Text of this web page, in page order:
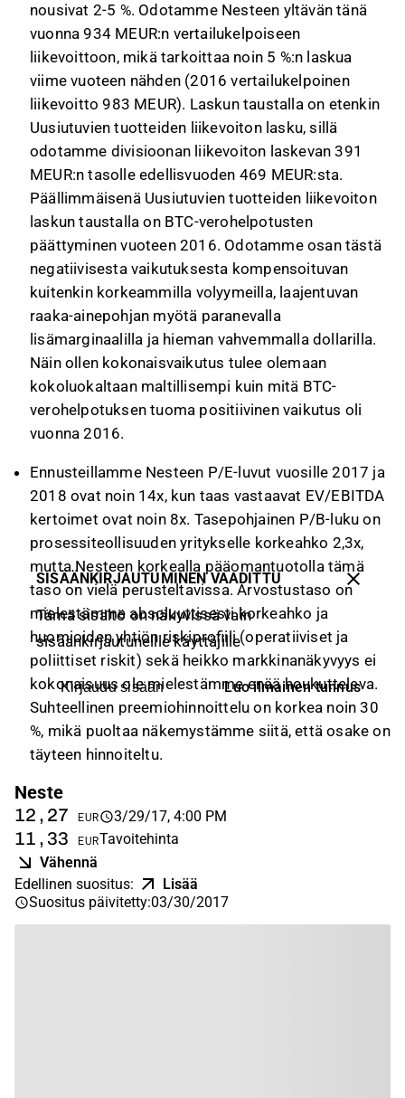
nousivat 2-5 %. Odotamme Nesteen yltävän tänä
vuonna 934 MEUR:n vertailukelpoiseen
liikevoittoon, mikä tarkoittaa noin 5 %:n laskua
viime vuoteen nähden (2016 vertailukelpoinen
liikevoitto 983 MEUR). Laskun taustalla on etenkin
Uusiutuvien tuotteiden liikevoiton lasku, sillä
odotamme divisioonan liikevoiton laskevan 391
MEUR:n tasolle edellisvuoden 469 MEUR:sta.
Päällimmäisenä Uusiutuvien tuotteiden liikevoiton
laskun taustalla on BTC-verohelpotusten
päättyminen vuoteen 2016. Odotamme osan tästä
negatiivisesta vaikutuksesta kompensoituvan
kuitenkin korkeammilla volyymeilla, laajentuvan
raaka-ainepohjan myötä paranevalla
lisämarginaalilla ja hieman vahvemmalla dollarilla.
Näin ollen kokonaisvaikutus tulee olemaan
kokoluokaltaan maltillisempi kuin mitä BTC-
verohelpotuksen tuoma positiivinen vaikutus oli
vuonna 2016.
Ennusteillamme Nesteen P/E-luvut vuosille 2017 ja
2018 ovat noin 14x, kun taas vastaavat EV/EBITDA
kertoimet ovat noin 8x. Tasepohjainen P/B-luku on
prosessiteollisuuden yritykselle korkeahko 2,3x,
mutta Nesteen korkealla pääomantuotolla tämä
taso on vielä perusteltavissa. Arvostustaso on
mielestämme absoluuttisesti korkeahko ja
huomioiden yhtiön riskiprofiili (operatiiviset ja
poliittiset riskit) sekä heikko markkinanäkyvyys ei
kokonaisuus ole mielestämme enää houkutteleva.
Suhteellinen preemiohinnoittelu on korkea noin 30
%, mikä puoltaa näkemystämme siitä, että osake on
täyteen hinnoiteltu.
SISÄÄNKIRJAUTUMINEN VAADITTU
Tämä sisältö on näkyvissä vain
sisäänkirjautuneille käyttäjille
Kirjaudu sisään Luo ilmainen tunnus
Neste
12,27 EUR 3/29/17, 4:00 PM
11,33 EURTavoitehinta
Vähennä
Edellinen suositus:
Lisää
Suositus päivitetty:03/30/2017